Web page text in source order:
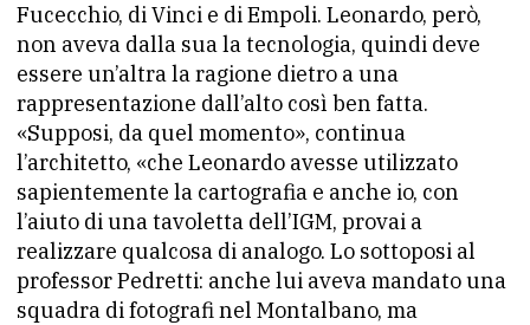
Fucecchio, di Vinci e di Empoli. Leonardo, però,
non aveva dalla sua la tecnologia, quindi deve
essere un’altra la ragione dietro a una
rappresentazione dall’alto così ben fatta.
«Supposi, da quel momento», continua
l’architetto, «che Leonardo avesse utilizzato
sapientemente la cartografia e anche io, con
l’aiuto di una tavoletta dell’IGM, provai a
realizzare qualcosa di analogo. Lo sottoposi al
professor Pedretti: anche lui aveva mandato una
squadra di fotografi nel Montalbano, ma